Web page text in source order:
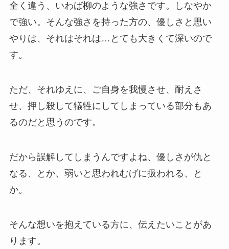
全く違う、いわば柳のような強さです。しなやか
で強い。そんな強さを持った方の、優しさと思い
やりは、それはそれは…とても大きくて深いので
す。
ただ、それゆえに、ご自身を我慢させ、耐えさ
せ、押し殺して犠牲にしてしまっている部分もあ
るのだと思うのです。
だから誤解してしまうんですよね、優しさが仇と
なる、とか、弱いと思われむげに扱われる、と
か。
そんな想いを抱えている方に、伝えたいことがあ
ります。